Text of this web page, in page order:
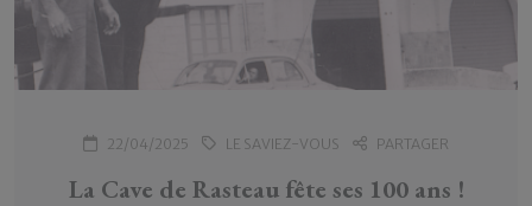
22/04/2025 LE SAVIEZ-VOUS PARTAGER
La Cave de Rasteau fête ses 100 ans !